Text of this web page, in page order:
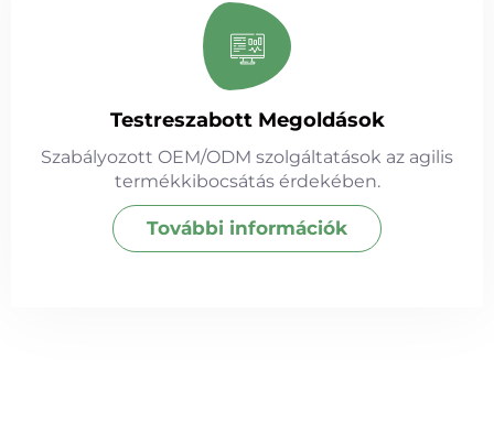
Testreszabott Megoldások
Szabályozott OEM/ODM szolgáltatások az agilis
termékkibocsátás érdekében.
További információk